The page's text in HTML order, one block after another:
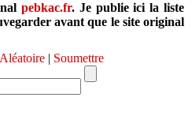
pebkac.fr. Je publie ici la liste
avant que le site original
Aléatoire | Soumettre